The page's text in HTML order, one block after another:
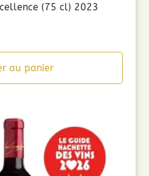
(75 cl) 2023
au panier